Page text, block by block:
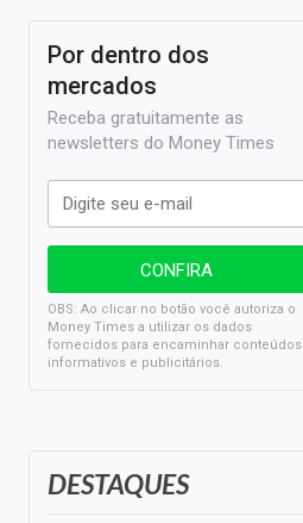
DESTAQUES
Por dentro dos
mercados
Receba gratuitamente as
newsletters do Money Times
OBS: Ao clicar no botão você autoriza o
Money Times a utilizar os dados
fornecidos para encaminhar conteúdos
informativos e publicitários.